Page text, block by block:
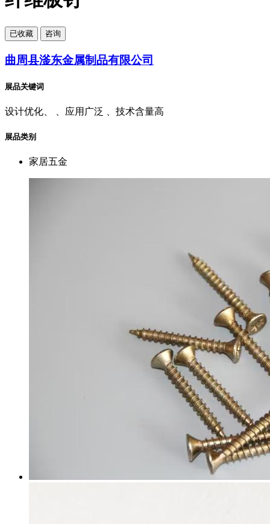
已收藏 咨询
曲周县滏东金属制品有限公司
展品关键词
设计优化、 、应用广泛 、技术含量高
展品类别
家居五金